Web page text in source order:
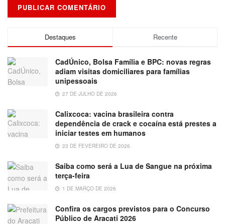
Destaques Recente
CadÚnico, Bolsa Família e BPC: novas regras
adiam visitas domiciliares para famílias
unipessoais
27 DE JULHO DE 2026
Calixcoca: vacina brasileira contra
dependência de crack e cocaína está prestes a
iniciar testes em humanos
23 DE FEVEREIRO DE 2026
Saiba como será a Lua de Sangue na próxima
terça-feira
1 DE MARÇO DE 2026
Confira os cargos previstos para o Concurso
Público de Aracati 2026